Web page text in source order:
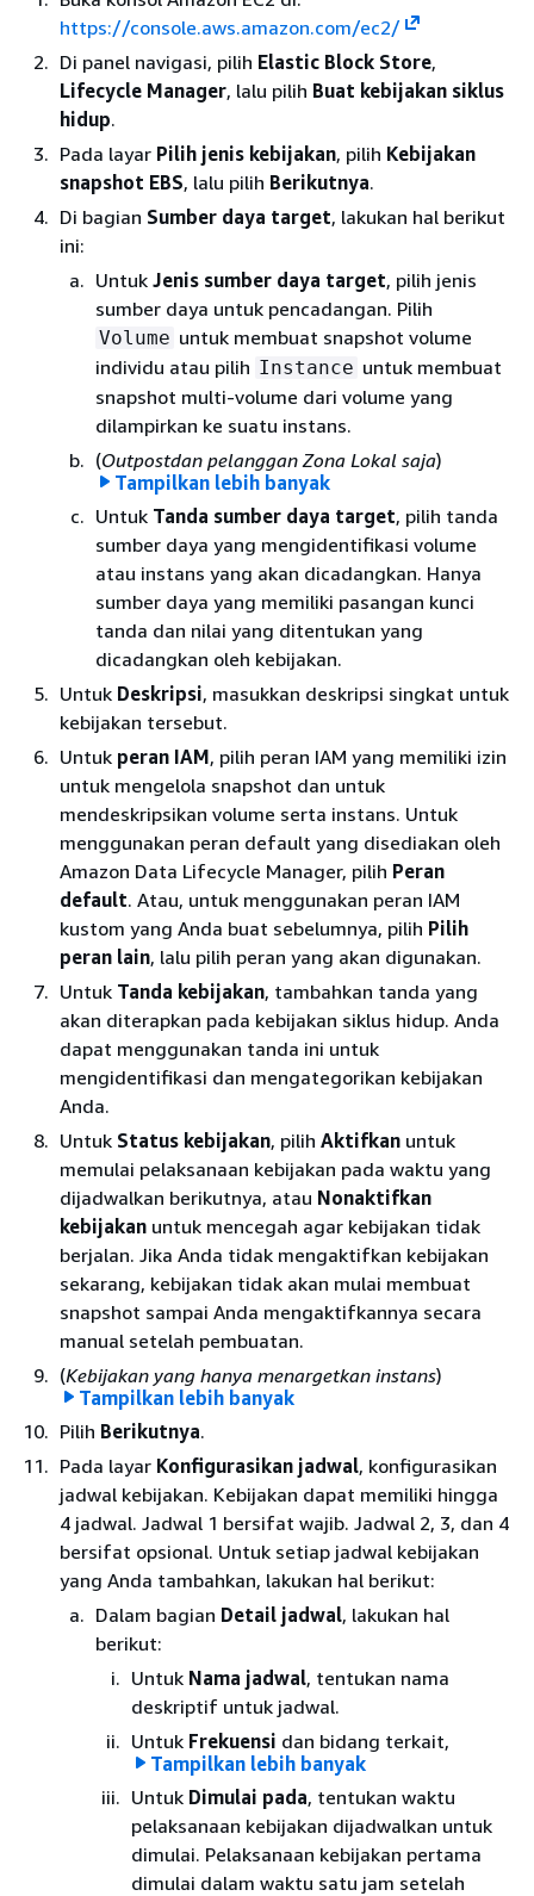
https://console.aws.amazon.com/ec2/
Di panel navigasi, pilih Elastic Block Store,
Lifecycle Manager, lalu pilih Buat kebijakan siklus
hidup.
Pada layar Pilih jenis kebijakan, pilih Kebijakan
snapshot EBS, lalu pilih Berikutnya.
Di bagian Sumber daya target, lakukan hal berikut
ini:
Untuk Jenis sumber daya target, pilih jenis
sumber daya untuk pencadangan. Pilih
Volume untuk membuat snapshot volume
individu atau pilih Instance untuk membuat
snapshot multi-volume dari volume yang
dilampirkan ke suatu instans.
(Outpostdan pelanggan Zona Lokal saja)
Tentukan di mana sumber daya target berada.
Untuk Lokasi sumber daya target , tentukan
lokasi sumber daya target.
Untuk menargetkan sumber daya di
Wilayah, pilihAWS Wilayah. Amazon Data
Lifecycle Manager akan mencadangkan
semua sumber daya dari jenis tertentu
yang memiliki tag target yang cocok di
Wilayah saat ini saja. Snapshot dibuat di
Wilayah yang sama.
Untuk menargetkan sumber daya di Local
Zones, pilihAWS Local Zones. Amazon
Data Lifecycle Manager akan
mencadangkan semua sumber daya dari
jenis tertentu yang memiliki tag target
yang cocok di semua Local Zones di
Wilayah saat ini saja. Snapshot dapat
dibuat di Zona Lokal yang sama dengan
sumber daya sumber, atau di Wilayah
induknya.
Untuk menargetkan sumber daya Outpost
Lifecycle Manager akan mencadangkan
semua sumber daya dari jenis tertentu
yang memiliki tag target yang cocok di
semua Outposts akun Anda. Snapshot
dapat dibuat Outpost sama dengan
sumber daya sumber, atau di Wilayah
induknya.
Tampilkan lebih banyak
Untuk Tanda sumber daya target, pilih tanda
sumber daya yang mengidentifikasi volume
atau instans yang akan dicadangkan. Hanya
sumber daya yang memiliki pasangan kunci
tanda dan nilai yang ditentukan yang
dicadangkan oleh kebijakan.
Untuk Deskripsi, masukkan deskripsi singkat untuk
kebijakan tersebut.
Untuk peran IAM, pilih peran IAM yang memiliki izin
untuk mengelola snapshot dan untuk
mendeskripsikan volume serta instans. Untuk
menggunakan peran default yang disediakan oleh
Amazon Data Lifecycle Manager, pilih Peran
default. Atau, untuk menggunakan peran IAM
kustom yang Anda buat sebelumnya, pilih Pilih
peran lain, lalu pilih peran yang akan digunakan.
Untuk Tanda kebijakan, tambahkan tanda yang
akan diterapkan pada kebijakan siklus hidup. Anda
dapat menggunakan tanda ini untuk
mengidentifikasi dan mengategorikan kebijakan
Anda.
Untuk Status kebijakan, pilih Aktifkan untuk
memulai pelaksanaan kebijakan pada waktu yang
dijadwalkan berikutnya, atau Nonaktifkan
kebijakan untuk mencegah agar kebijakan tidak
berjalan. Jika Anda tidak mengaktifkan kebijakan
sekarang, kebijakan tidak akan mulai membuat
snapshot sampai Anda mengaktifkannya secara
manual setelah pembuatan.
(Kebijakan yang hanya menargetkan instans)
Kecualikan volume dari set snapshot multi-volume.
Secara default, Amazon Data Lifecycle Manager
akan membuat snapshot dari semua volume yang
terlampir ke instans yang ditargetkan. Namun,
Anda dapat memilih untuk membuat snapshot dari
subset volume yang dilampirkan. Di bagian
Parameter , lakukan hal berikut ini:
Jika Anda tidak ingin membuat snapshot dari
volume root yang dilampirkan ke instans yang
ditargetkan, pilih Kecualikan volume root
Anda memilih opsi ini, hanya volume data (non-
root) yang dilampirkan ke instans yang
ditargetkan yang akan disertakan dalam set
snapshot multi-volume.
Jika Anda ingin membuat snapshot dari subset
volume data (non-root) yang dilampirkan ke
instans yang ditargetkan, pilih Kecualikan
Tampilkan lebih banyak
Pilih Berikutnya.
Pada layar Konfigurasikan jadwal, konfigurasikan
jadwal kebijakan. Kebijakan dapat memiliki hingga
4 jadwal. Jadwal 1 bersifat wajib. Jadwal 2, 3, dan 4
bersifat opsional. Untuk setiap jadwal kebijakan
yang Anda tambahkan, lakukan hal berikut:
Dalam bagian Detail jadwal, lakukan hal
berikut:
Untuk Nama jadwal, tentukan nama
deskriptif untuk jadwal.
Untuk Frekuensi dan bidang terkait,
konfigurasikan interval antara kebijakan
yang dijalankan.
Anda dapat mengonfigurasikan kebijakan
yang berjalan sesuai jadwal harian,
mingguan, bulanan, atau tahunan. Atau,
Tampilkan lebih banyak
Untuk Dimulai pada, tentukan waktu
pelaksanaan kebijakan dijadwalkan untuk
dimulai. Pelaksanaan kebijakan pertama
dimulai dalam waktu satu jam setelah